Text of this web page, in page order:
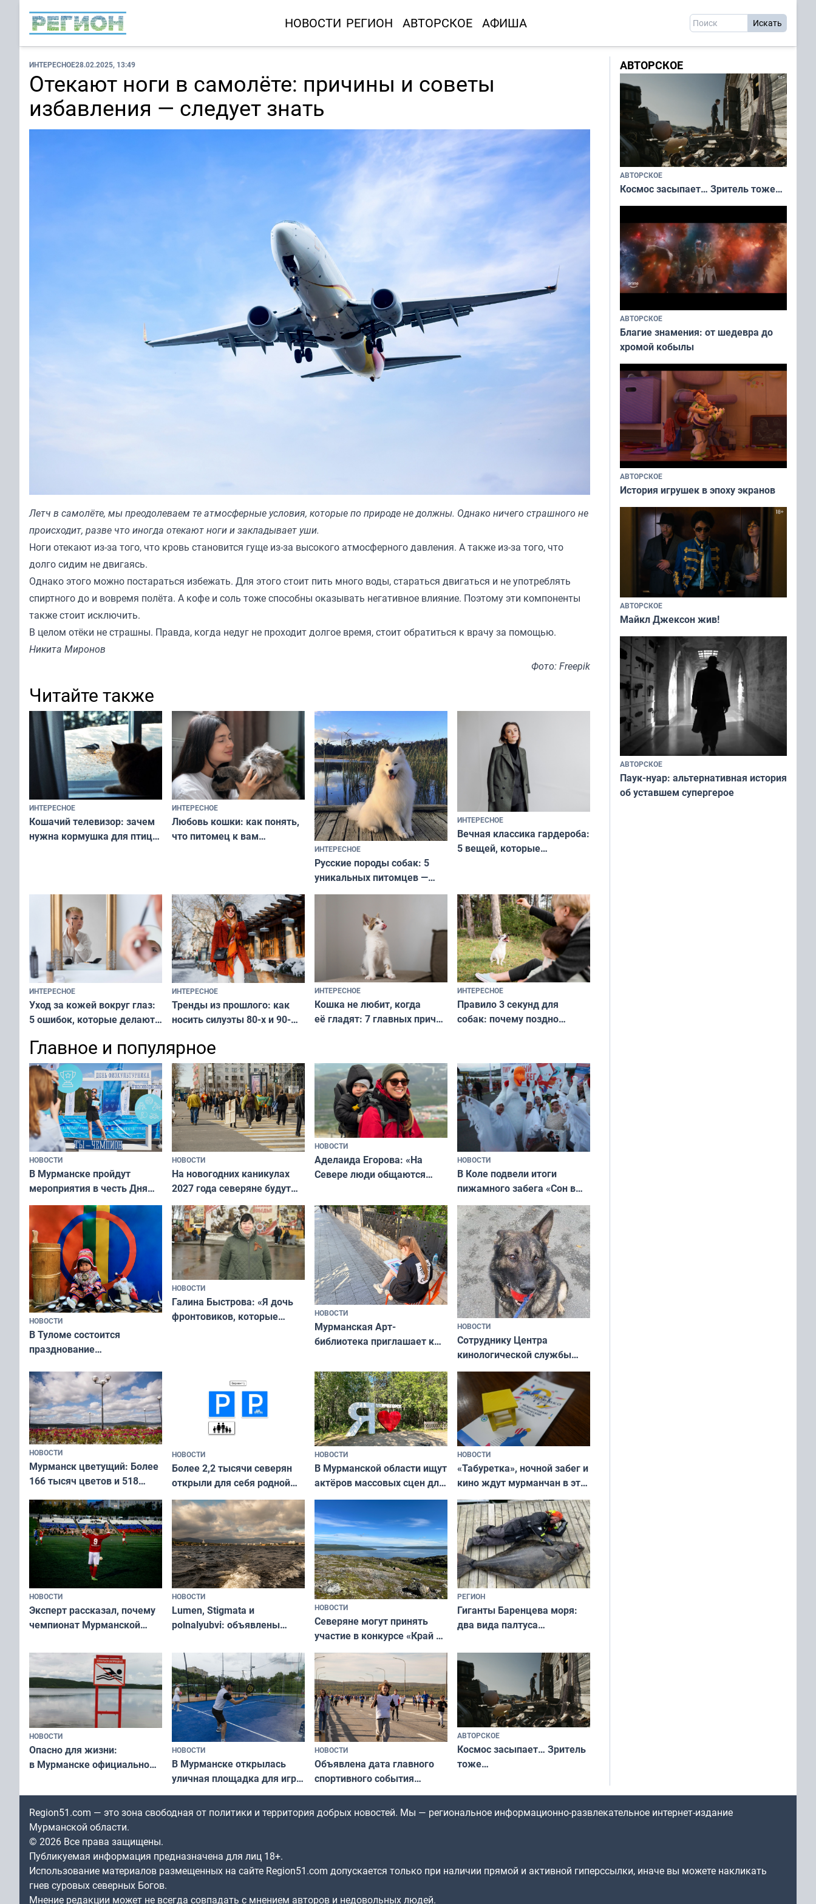
НОВОСТИ РЕГИОН АВТОРСКОЕ АФИША
ИНТЕРЕСНОЕ28.02.2025, 13:49
Отекают ноги в самолёте: причины и советы
избавления — следует знать
Летч в самолёте, мы преодолеваем те атмосферные условия, которые по природе не должны. Однако ничего страшного не
происходит, разве что иногда отекают ноги и закладывает уши.
Ноги отекают из-за того, что кровь становится гуще из-за высокого атмосферного давления. А также из-за того, что
долго сидим не двигаясь.
Однако этого можно постараться избежать. Для этого стоит пить много воды, стараться двигаться и не употреблять
спиртного до и вовремя полёта. А кофе и соль тоже способны оказывать негативное влияние. Поэтому эти компоненты
также стоит исключить.
В целом отёки не страшны. Правда, когда недуг не проходит долгое время, стоит обратиться к врачу за помощью.
Никита Миронов
Фото: Freepik
Читайте также
ИНТЕРЕСНОЕ
Кошачий телевизор: зачем
нужна кормушка для птиц
ИНТЕРЕСНОЕ
Любовь кошки: как понять,
что питомец к вам
ИНТЕРЕСНОЕ
Русские породы собак: 5
уникальных питомцев —
национальные сокровища
и характером
ИНТЕРЕСНОЕ
Вечная классика гардероба:
5 вещей, которые
и актуально в любой сезон
ИНТЕРЕСНОЕ
Уход за кожей вокруг глаз:
5 ошибок, которые делают
и вернуть свежий взгляд
без дорогих средств
ИНТЕРЕСНОЕ
Тренды из прошлого: как
носить силуэты 80-х и 90-
современно и стильно без
переплат
ИНТЕРЕСНОЕ
Кошка не любит, когда
её гладят: 7 главных причин
независимому питомцу
ИНТЕРЕСНОЕ
Правило 3 секунд для
собак: почему поздно
питомцу всё сразу и без
криков
Главное и популярное
НОВОСТИ
В Мурманске пройдут
мероприятия в честь Дня
физкультурника
НОВОСТИ
На новогодних каникулах
2027 года северяне будут
отдыхать 11 дней
НОВОСТИ
Аделаида Егорова: «На
Севере люди общаются
а потому что
ты им интересен»
НОВОСТИ
В Коле подвели итоги
пижамного забега «Сон в
Олимпийскую ночь»
НОВОСТИ
В Туломе состоится
празднование
коренных народов мира
НОВОСТИ
Галина Быстрова: «Я дочь
фронтовиков, которые
НОВОСТИ
Мурманская Арт-
библиотека приглашает к
и фотографов
НОВОСТИ
Сотруднику Центра
кинологической службы
ищут новый дом
НОВОСТИ
Мурманск цветущий: Более
166 тысяч цветов и 518
НОВОСТИ
Более 2,2 тысячи северян
открыли для себя родной
край в рамках проекта
«Туризм для своих»
НОВОСТИ
В Мурманской области ищут
актёров массовых сцен для
съёмок в
короткометражном фильме
НОВОСТИ
«Табуретка», ночной забег и
кино ждут мурманчан в эти
выходные
НОВОСТИ
Эксперт рассказал, почему
чемпионат Мурманской
незамеченным
НОВОСТИ
Lumen, Stigmata и
polnalyubvi: объявлены
«Имандра» в 2026 года
НОВОСТИ
Северяне могут принять
участие в конкурсе «Край у
северной границы: фотогид
по Печенгскому округу»
РЕГИОН
Гиганты Баренцева моря:
два вида палтуса
НОВОСТИ
Опасно для жизни:
в Мурманске официально
в городских водоёмах
НОВОСТИ
В Мурманске открылась
уличная площадка для игры
в падел
НОВОСТИ
Объявлена дата главного
спортивного события
Заполярья: как зарождался
фестиваль «Гольфстрим»
АВТОРСКОЕ
Космос засыпает… Зритель
тоже…
АВТОРСКОЕ
АВТОРСКОЕ
Космос засыпает… Зритель тоже…
АВТОРСКОЕ
Благие знамения: от шедевра до
хромой кобылы
АВТОРСКОЕ
История игрушек в эпоху экранов
АВТОРСКОЕ
Майкл Джексон жив!
АВТОРСКОЕ
Паук-нуар: альтернативная история
об уставшем супергерое
Region51.com — это зона свободная от политики и территория добрых новостей. Мы — региональное информационно-развлекательное интернет-издание
Мурманской области.
© 2026 Все права защищены.
Публикуемая информация предназначена для лиц 18+.
Использование материалов размещенных на сайте Region51.com допускается только при наличии прямой и активной гиперссылки, иначе вы можете накликать
гнев суровых северных Богов.
Мнение редакции может не всегда совпадать с мнением авторов и недовольных людей.